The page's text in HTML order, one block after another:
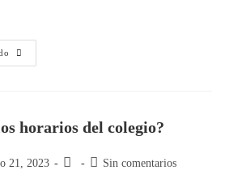
horarios del colegio?
21, 2023 Sin comentarios